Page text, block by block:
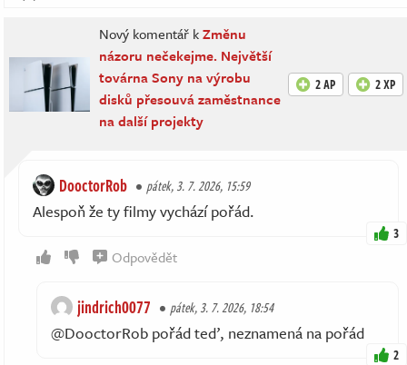
Nový komentář kZměnu
názoru nečekejme. Největší
továrna Sony na výrobu
disků přesouvá zaměstnance
na další projekty
2 AP 2 XP
DooctorRob pátek, 3. 7. 2026, 15:59
Alespoň že ty filmy vychází pořád.
3
Odpovědět
jindrich0077 pátek, 3. 7. 2026, 18:54
@DooctorRob pořád teď, neznamená na pořád
2